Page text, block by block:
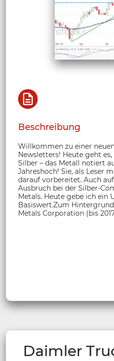
Beschreibung
Willkommen zu einer
Newsletters! Heute geht
Silber – das Metall notiert
Jahreshoch! Sie, als Leser
darauf vorbereitet. Auch
Ausbruch bei der Silber-
Metals. Heute gebe ich ein
Basiswert.Zum
Metals Corporation (bis
Daimler